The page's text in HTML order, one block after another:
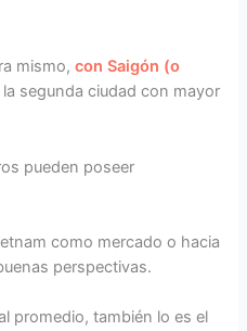
mismo,con Saigón (o
segunda ciudad con mayor
pueden poseer
como mercado o hacia
perspectivas.
promedio, también lo es el